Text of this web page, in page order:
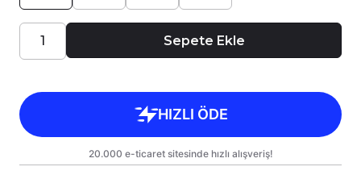
Sepete Ekle